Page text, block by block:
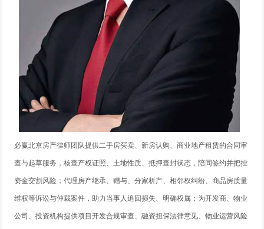
必赢北京房产律师团队提供二手房买卖、新房认购、商业地产租赁的合同审
查与起草服务，核查产权证照、土地性质、抵押查封状态，陪同签约并把控
资金交割风险；代理房产继承、赠与、分家析产、相邻权纠纷、商品房质量
维权等诉讼与仲裁案件，助力当事人追回损失、明确权属；为开发商、物业
公司、投资机构提供项目开发合规审查、融资担保法律意见、物业运营风险